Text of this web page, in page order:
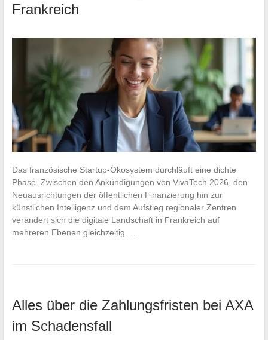
Frankreich
Das französische Startup-Ökosystem durchläuft eine dichte
Phase. Zwischen den Ankündigungen von VivaTech 2026, den
Neuausrichtungen der öffentlichen Finanzierung hin zur
künstlichen Intelligenz und dem Aufstieg regionaler Zentren
verändert sich die digitale Landschaft in Frankreich auf
mehreren Ebenen gleichzeitig.…
Alles über die Zahlungsfristen bei AXA
im Schadensfall